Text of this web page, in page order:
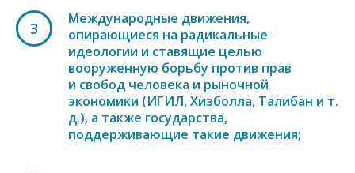
3
Международные движения,
опирающиеся на радикальные
идеологии и ставящие целью
вооруженную борьбу против прав
и свобод человека и рыночной
экономики (ИГИЛ, Хизболла, Талибан и т.
д.), а также государства,
поддерживающие такие движения;